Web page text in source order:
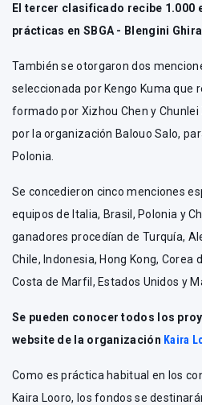
El tercer clasificado recibe 1.000
prácticas en SBGA - Blengini
También se otorgaron dos
seleccionada por Kengo Kuma que
formado por Xizhou Chen y
por la organización Balouo Salo,
Polonia.
Se concedieron cinco menciones
equipos de Italia, Brasil, Polonia y
ganadores procedían de Turquía,
Chile, Indonesia, Hong Kong, Corea
Costa de Marfil, Estados Unidos y
Se pueden conocer todos los
website de la organización Kaira
Como es práctica habitual en los
Kaira Looro, los fondos se